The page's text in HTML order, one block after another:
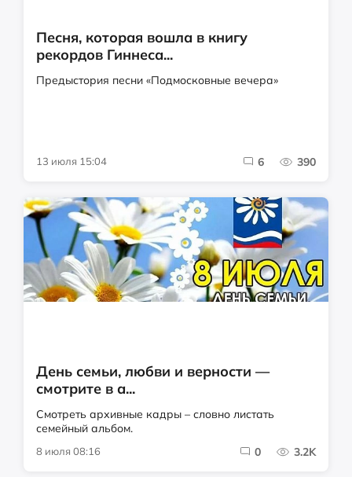
Песня, которая вошла в книгу
рекордов Гиннеса...
Предыстория песни «Подмосковные вечера»
13 июля 15:04 6 390
День семьи, любви и верности —
смотрите в а...
Смотреть архивные кадры – словно листать
семейный альбом.
8 июля 08:16 0 3.2K